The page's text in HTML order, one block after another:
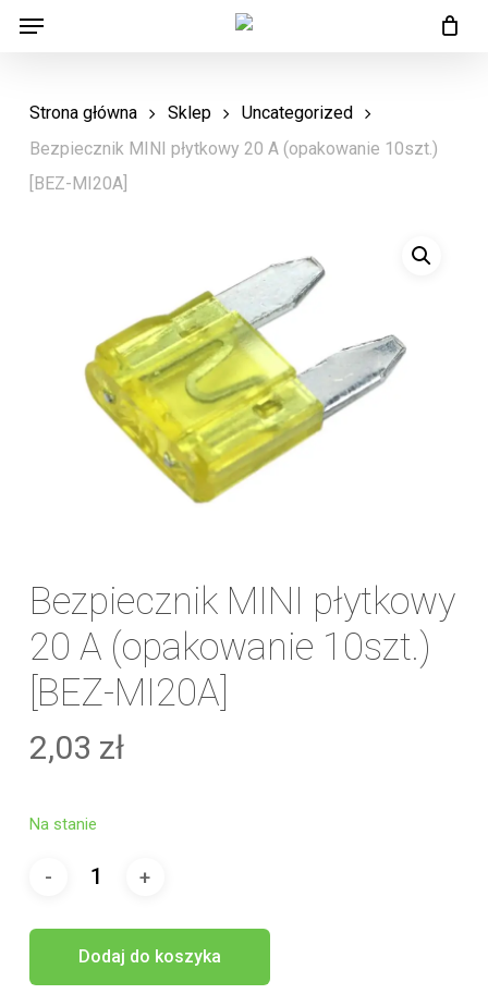
Skip
content
Menu
Strona główna Sklep
Uncategorized
Bezpiecznik MINI płytkowy 20 A (opakowanie 10szt.)
[BEZ-MI20A]
Bezpiecznik MINI płytkowy
20 A (opakowanie 10szt.)
[BEZ-MI20A]
2,03 zł
Na stanie
Dodaj do koszyka
Menu